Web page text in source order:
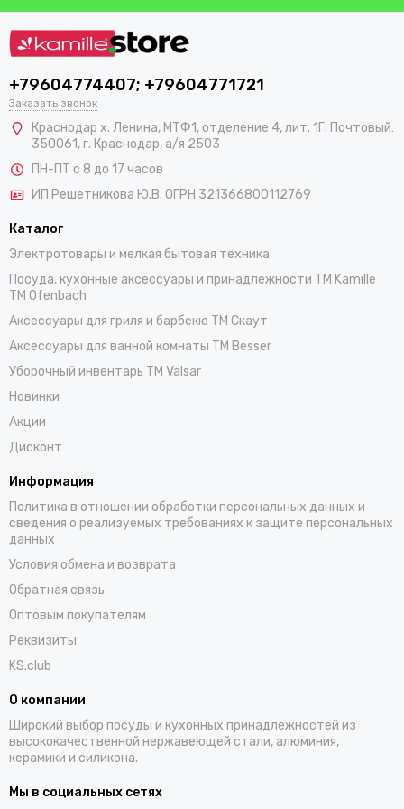
+79604774407; +79604771721
Заказать звонок
Краснодар х. Ленина, МТФ1, отделение 4, лит. 1Г. Почтовый:
350061, г. Краснодар, а/я 2503
ПН-ПТ с 8 до 17 часов
ИП Решетникова Ю.В. ОГРН 321366800112769
Каталог
Электротовары и мелкая бытовая техника
Посуда, кухонные аксессуары и принадлежности TM Kamille
TM Ofenbach
Аксессуары для гриля и барбекю TM Скаут
Аксессуары для ванной комнаты TM Besser
Уборочный инвентарь TM Valsar
Новинки
Акции
Дисконт
Информация
Политика в отношении обработки персональных данных и
сведения о реализуемых требованиях к защите персональных
данных
Условия обмена и возврата
Обратная связь
Оптовым покупателям
Реквизиты
KS.club
О компании
Широкий выбор посуды и кухонных принадлежностей из
высококачественной нержавеющей стали, алюминия,
керамики и силикона.
Мы в социальных сетях